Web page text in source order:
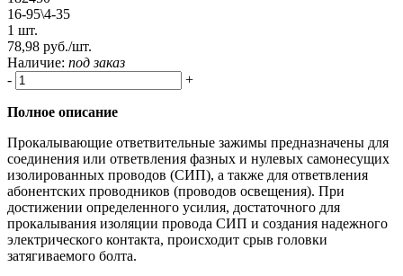
16-95\4-35
1 шт.
78,98 руб./шт.
Наличие: под заказ
-
+
Полное описание
Прокалывающие ответвительные зажимы предназначены для
соединения или ответвления фазных и нулевых самонесущих
изолированных проводов (СИП), а также для ответвления
абонентских проводников (проводов освещения). При
достижении определенного усилия, достаточного для
прокалывания изоляции провода СИП и создания надежного
электрического контакта, происходит срыв головки
затягиваемого болта.